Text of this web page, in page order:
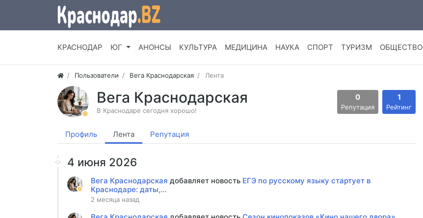
КРАСНОДАР ЮГ АНОНСЫ КУЛЬТУРА МЕДИЦИНА НАУКА СПОРТ ТУРИЗМ ОБЩЕСТВО
Пользователи Вега Краснодарская Лента
Вега Краснодарская
В Краснодаре сегодня хорошо!
0
Репутация
1
Рейтинг
Профиль Лента Репутация
4 июня 2026
Вега Краснодарская добавляет новость ЕГЭ по русскому языку стартует в
Краснодаре: даты,...
2 месяца назад